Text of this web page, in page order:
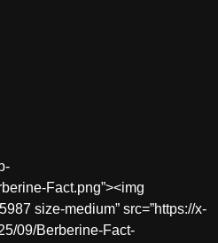
Fact.png”><img
size-medium” src=”https://x-
09/Berberine-Fact-